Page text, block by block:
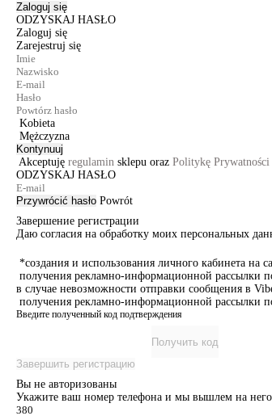
Zaloguj się
ODZYSKAJ HASŁO
Zaloguj się
Zarejestruj się
Kobieta
Mężczyzna
Kontynuuj
Akceptuję regulamin sklepu oraz Politykę
ODZYSKAJ HASŁO
Przywrócić hasło Powrót
Завершение регистрации
Даю согласия на обработку моих персональных
*создания и использования личного кабинета на
получения рекламно-информационной рассылки
в случае невозможности отправки сообщения в
получения рекламно-информационной рассылки
Введите полученный код подтверждения
Получить код
Завершить регистрацию
Вы не авторизованы
Укажите ваш номер телефона и мы вышлем на него